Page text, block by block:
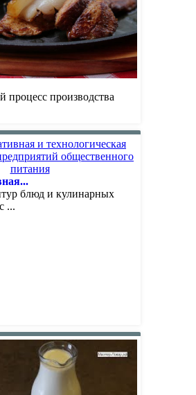
процесс производства
блюд и кулинарных
...